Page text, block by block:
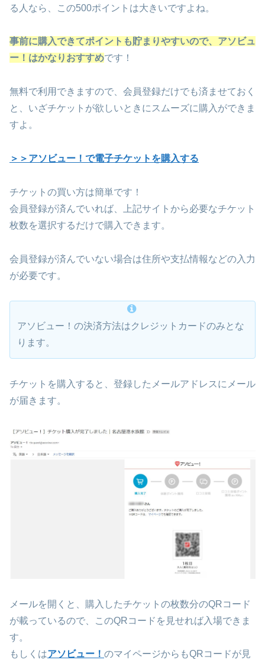
る人なら、この500ポイントは大きいですよね。
事前に購入できてポイントも貯まりやすいので、アソビュ
ー！はかなりおすすめです！
無料で利用できますので、会員登録だけでも済ませておく
と、いざチケットが欲しいときにスムーズに購入ができま
すよ。
＞＞アソビュー！で電子チケットを購入する
チケットの買い方は簡単です！
会員登録が済んでいれば、上記サイトから必要なチケット
枚数を選択するだけで購入できます。
会員登録が済んでいない場合は住所や支払情報などの入力
が必要です。
アソビュー！の決済方法はクレジットカードのみとな
ります。
チケットを購入すると、登録したメールアドレスにメール
が届きます。
メールを開くと、購入したチケットの枚数分のQRコード
が載っているので、このQRコードを見せれば入場できま
す。
もしくはアソビュー！ のマイページからもQRコードが見